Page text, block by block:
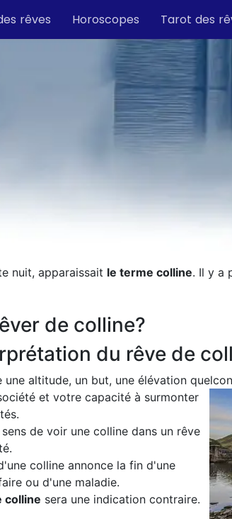
rêves Horoscopes Tarot des
nuit, apparaissait le terme colline. Il y a
de colline?
du rêve de
une altitude, un but, une élévation
et votre capacité à surmonter
de voir une colline dans un rêve
colline annonce la fin d'une
ou d'une maladie.
colline sera une indication contraire.